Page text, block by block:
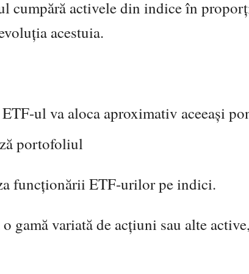
cumpără activele din indice în
acestuia.
ul va aloca aproximativ aceeași
portofoliul
funcționării ETF-urilor pe indici.
gamă variată de acțiuni sau alte